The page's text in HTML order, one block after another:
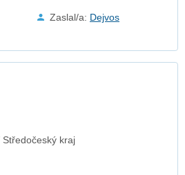
Zaslal/a: Dejvos
Středočeský kraj